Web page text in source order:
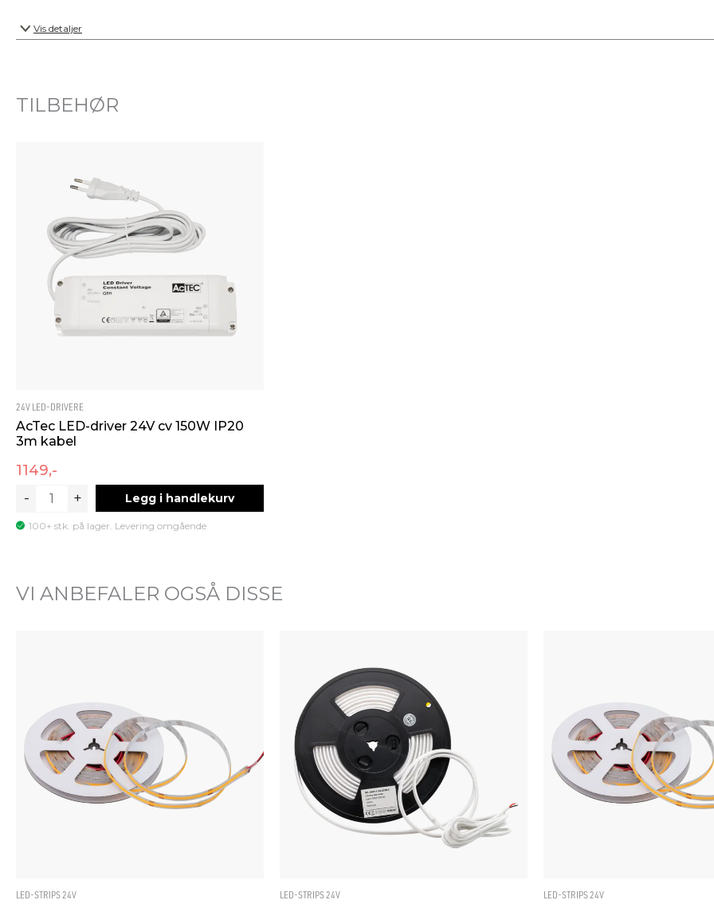
Vis detaljer
TILBEHØR
24V LED-DRIVERE
AcTec LED-driver 24V cv 150W IP20
3m kabel
1149,-
-
AcTec
driver
150W
+ Legg i handlekurv
100+ stk. på lager. Levering omgående
VI ANBEFALER OGSÅ DISSE
LED-STRIPS 24V LED-STRIPS 24V LED-STRIPS 24V